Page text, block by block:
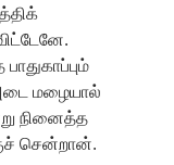
மழையால்
நினைத்த
சென்றான்.